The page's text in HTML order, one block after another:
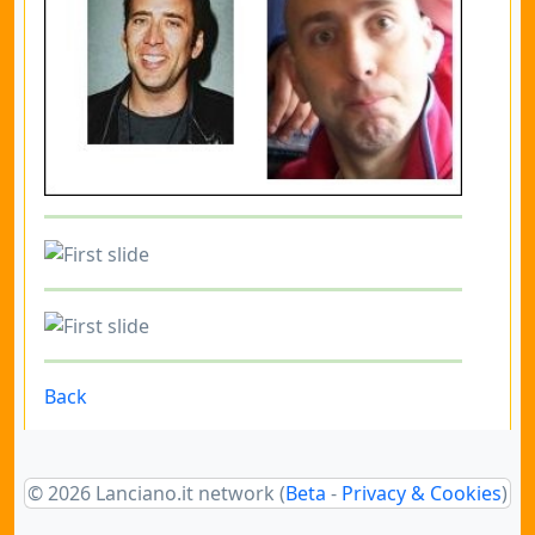
Back
© 2026 Lanciano.it network (Beta - Privacy & Cookies)